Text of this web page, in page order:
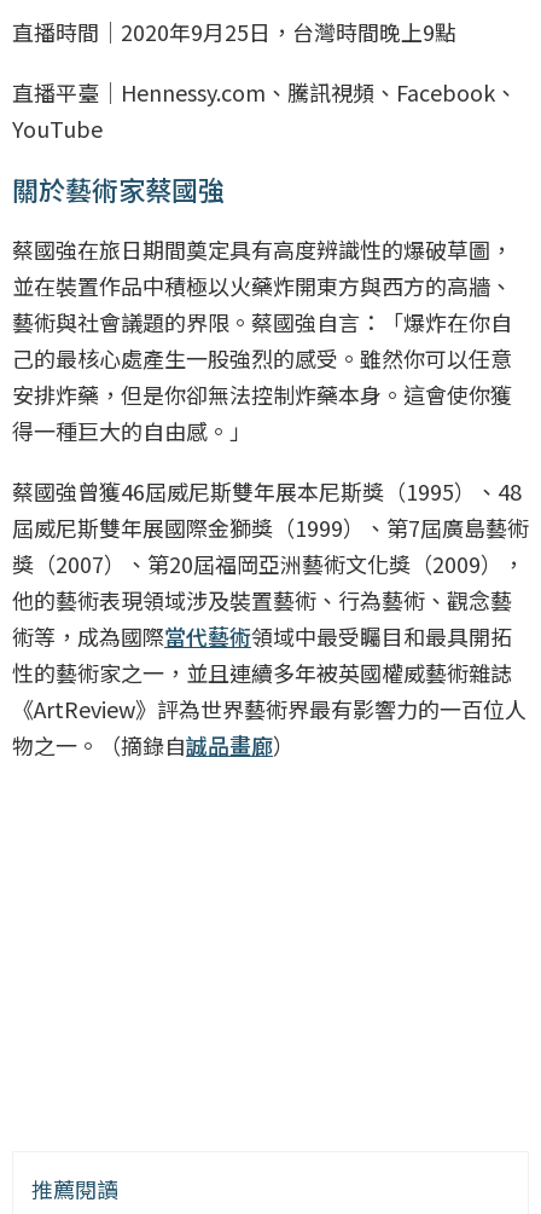
直播時間｜2020年9月25日，台灣時間晚上9點
直播平臺｜Hennessy.com、騰訊視頻、Facebook、
YouTube
關於藝術家蔡國強
蔡國強在旅日期間奠定具有高度辨識性的爆破草圖，
並在裝置作品中積極以火藥炸開東方與西方的高牆、
藝術與社會議題的界限。蔡國強自言：「爆炸在你自
己的最核心處產生一股強烈的感受。雖然你可以任意
安排炸藥，但是你卻無法控制炸藥本身。這會使你獲
得一種巨大的自由感。」
蔡國強曾獲46屆威尼斯雙年展本尼斯獎（1995）、48
屆威尼斯雙年展國際金獅獎（1999）、第7屆廣島藝術
獎（2007）、第20屆福岡亞洲藝術文化獎（2009），
他的藝術表現領域涉及裝置藝術、行為藝術、觀念藝
術等，成為國際當代藝術領域中最受矚目和最具開拓
性的藝術家之一，並且連續多年被英國權威藝術雜誌
《ArtReview》評為世界藝術界最有影響力的一百位人
物之一。（摘錄自誠品畫廊）
推薦閱讀